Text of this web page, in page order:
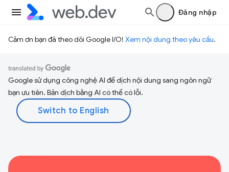
Đăng nhập
Cảm ơn bạn đã theo dõi Google I/O! Xem nội dung theo yêu cầu.
Google sử dụng công nghệ AI để dịch nội dung sang ngôn ngữ
bạn ưu tiên. Bản dịch bằng AI có thể có lỗi.